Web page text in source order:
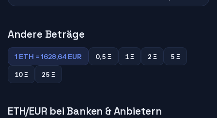
Andere Beträge
1 ETH = 1628,64 EUR 0,5 Ξ 1 Ξ 2 Ξ 5 Ξ
10 Ξ 25 Ξ
ETH/EUR bei Banken & Anbietern